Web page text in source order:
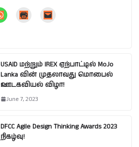
USAID மற்றும் IREX ஏற்பாட்டில் MoJo
Lanka வின் முதலாவது மொபைல்
ஊடகவியல் விழா!
June 7, 2023
DFCC Agile Design Thinking Awards 2023
நிகழ்வு!